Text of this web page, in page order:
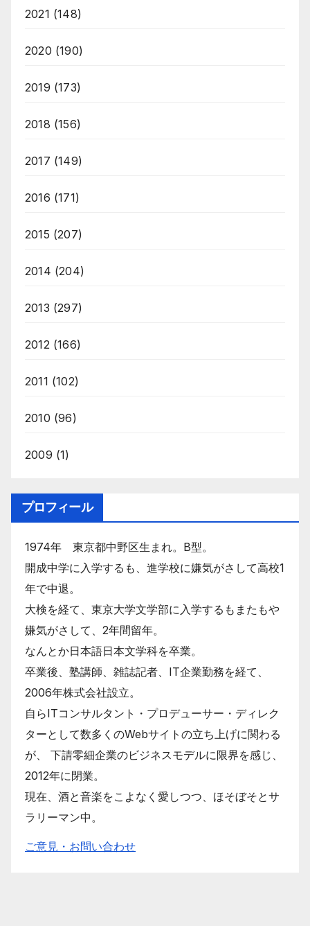
2021 (148)
2020 (190)
2019 (173)
2018 (156)
2017 (149)
2016 (171)
2015 (207)
2014 (204)
2013 (297)
2012 (166)
2011 (102)
2010 (96)
2009 (1)
プロフィール
1974年 東京都中野区生まれ。B型。
開成中学に入学するも、進学校に嫌気がさして高校1
年で中退。
大検を経て、東京大学文学部に入学するもまたもや
嫌気がさして、2年間留年。
なんとか日本語日本文学科を卒業。
卒業後、塾講師、雑誌記者、IT企業勤務を経て、
2006年株式会社設立。
自らITコンサルタント・プロデューサー・ディレク
ターとして数多くのWebサイトの立ち上げに関わる
が、 下請零細企業のビジネスモデルに限界を感じ、
2012年に閉業。
現在、酒と音楽をこよなく愛しつつ、ほそぼそとサ
ラリーマン中。
ご意見・お問い合わせ